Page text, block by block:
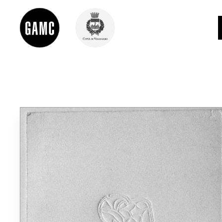
DIDATTICA
SHOP
LE COLLEZIONI
LORENZO VIANI
PALAZZO DELLE MUSE